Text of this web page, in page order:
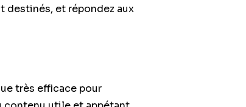
destinés, et répondez aux
très efficace pour